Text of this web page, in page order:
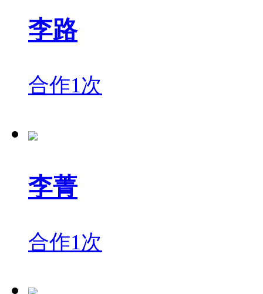
李路
合作1次
李菁
合作1次